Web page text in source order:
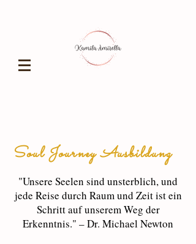
Soul Journey Ausbildung
"Unsere Seelen sind unsterblich, und
jede Reise durch Raum und Zeit ist ein
Schritt auf unserem Weg der
Erkenntnis." – Dr. Michael Newton